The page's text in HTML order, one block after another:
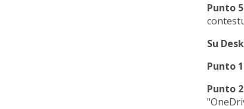
Punto
Su
Punto
Punto